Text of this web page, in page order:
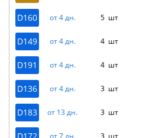
D160 от 4 дн. 5 шт
D149 от 4 дн. 4 шт
D191 от 4 дн. 4 шт
D136 от 4 дн. 3 шт
D183 от 13 дн. 3 шт
от 7 дн. 3 шт